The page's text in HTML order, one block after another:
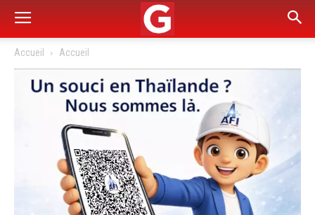
Accueil Accueil